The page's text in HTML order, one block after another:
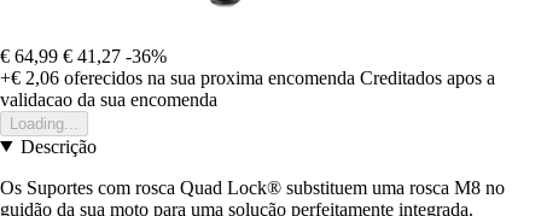
€ 64,99 € 41,27 -36%
+€ 2,06 oferecidos na sua proxima encomenda Creditados apos a
validacao da sua encomenda
Loading...
Descrição
Os Suportes com rosca Quad Lock® substituem uma rosca M8 no
guidão da sua moto para uma solução perfeitamente integrada.